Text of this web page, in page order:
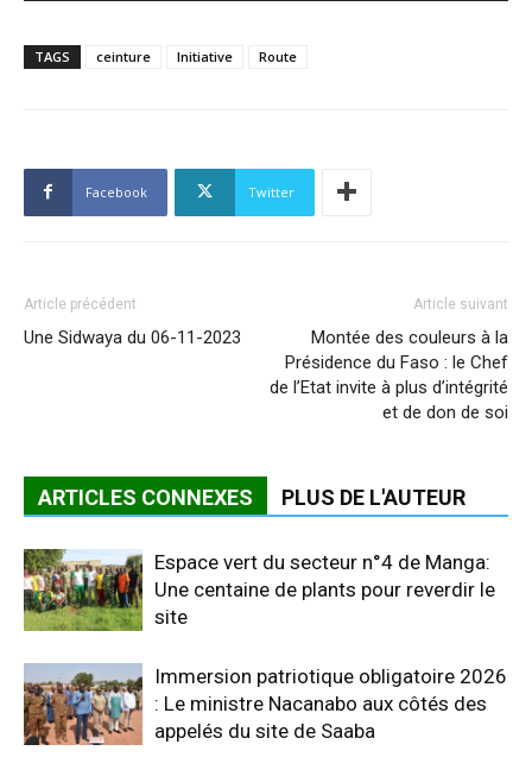
TAGS ceinture Initiative Route
Facebook Twitter
Article précédent
Une Sidwaya du 06-11-2023
Article suivant
Montée des couleurs à la
Présidence du Faso : le Chef
de l’Etat invite à plus d’intégrité
et de don de soi
ARTICLES CONNEXES PLUS DE L'AUTEUR
Espace vert du secteur n°4 de Manga:
Une centaine de plants pour reverdir le
site
Immersion patriotique obligatoire 2026
: Le ministre Nacanabo aux côtés des
appelés du site de Saaba